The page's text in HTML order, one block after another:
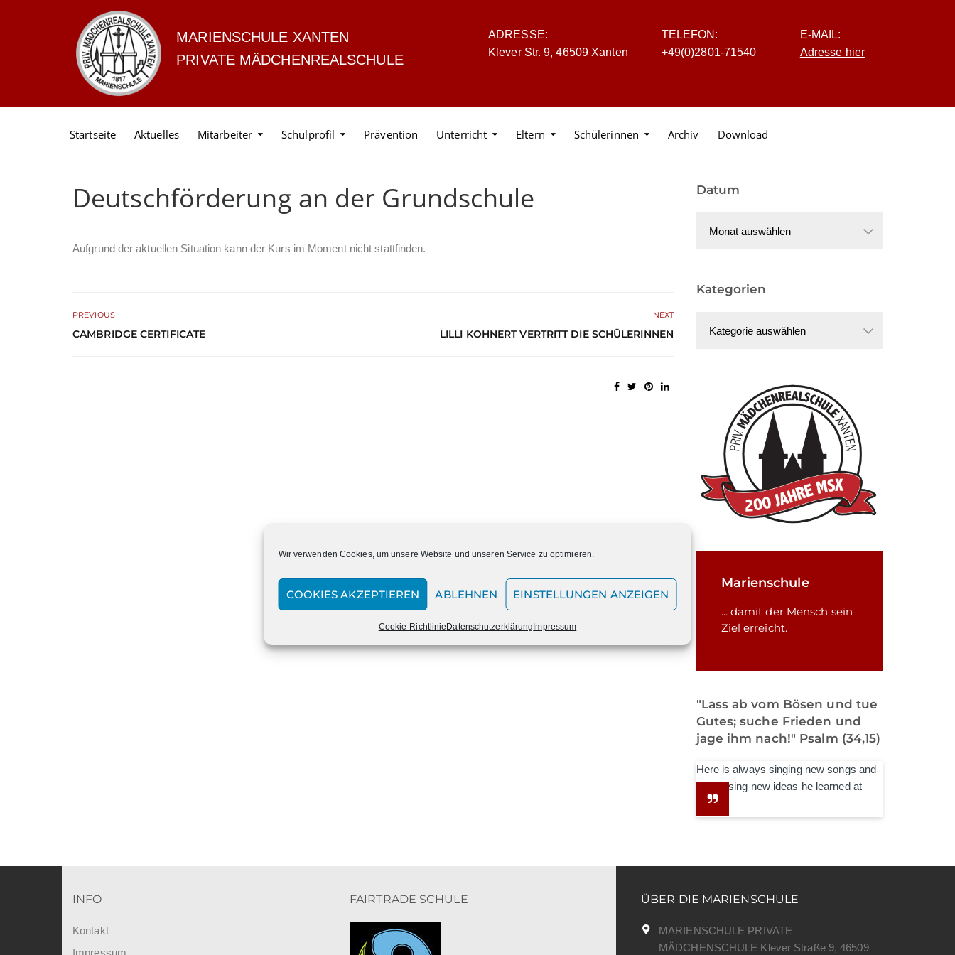
Wir verwenden Cookies, um unsere Website und unseren Service zu optimieren.
COOKIES AKZEPTIEREN ABLEHNEN EINSTELLUNGEN ANZEIGEN
Cookie-Richtlinie Datenschutzerklärung Impressum
MARIENSCHULE XANTEN
PRIVATE MÄDCHENREALSCHULE
ADRESSE:
Klever Str. 9, 46509 Xanten
TELEFON:
+49(0)2801-71540
E-MAIL:
Adresse hier
Startseite Aktuelles Mitarbeiter Schulprofil Prävention Unterricht Eltern Schülerinnen Archiv Download
Deutschförderung an der Grundschule
Aufgrund der aktuellen Situation kann der Kurs im Moment nicht stattfinden.
PREVIOUS
CAMBRIDGE CERTIFICATE
NEXT
LILLI KOHNERT VERTRITT DIE SCHÜLERINNEN
Datum
Kategorien
Marienschule
... damit der Mensch sein
Ziel erreicht.
"Lass ab vom Bösen und tue
Gutes; suche Frieden und
jage ihm nach!" Psalm (34,15)
Here is always singing new songs and
expressing new ideas he learned at
school.
INFO
Kontakt
Impressum
FAIRTRADE SCHULE ÜBER DIE MARIENSCHULE
MARIENSCHULE PRIVATE
MÄDCHENSCHULE Klever Straße 9, 46509